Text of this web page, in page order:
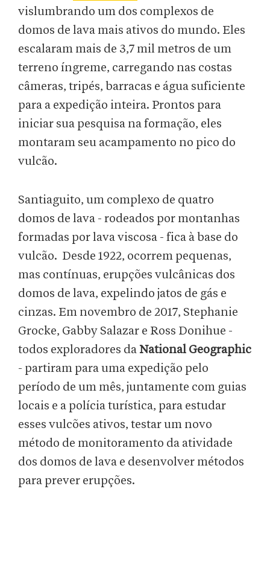
vislumbrando um dos complexos de
domos de lava mais ativos do mundo. Eles
escalaram mais de 3,7 mil metros de um
terreno íngreme, carregando nas costas
câmeras, tripés, barracas e água suficiente
para a expedição inteira. Prontos para
iniciar sua pesquisa na formação, eles
montaram seu acampamento no pico do
vulcão.
Santiaguito, um complexo de quatro
domos de lava - rodeados por montanhas
formadas por lava viscosa - fica à base do
vulcão. Desde 1922, ocorrem pequenas,
mas contínuas, erupções vulcânicas dos
domos de lava, expelindo jatos de gás e
cinzas. Em novembro de 2017, Stephanie
Grocke, Gabby Salazar e Ross Donihue -
todos exploradores da National Geographic
- partiram para uma expedição pelo
período de um mês, juntamente com guias
locais e a polícia turística, para estudar
esses vulcões ativos, testar um novo
método de monitoramento da atividade
dos domos de lava e desenvolver métodos
para prever erupções.